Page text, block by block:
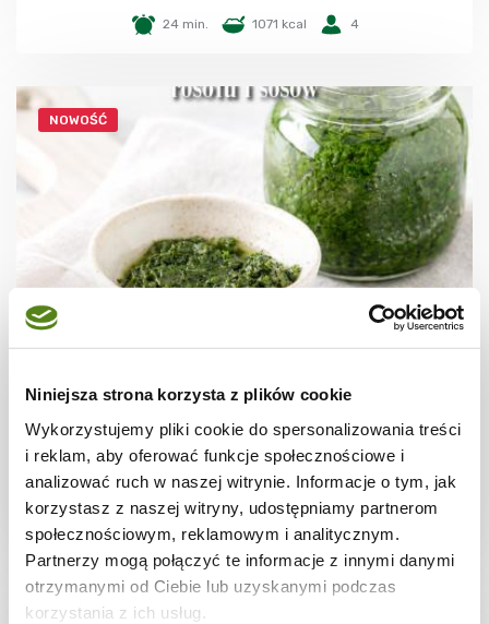
Niniejsza strona korzysta z plików cookie
Wykorzystujemy pliki cookie do spersonalizowania treści
i reklam, aby oferować funkcje społecznościowe i
analizować ruch w naszej witrynie. Informacje o tym, jak
korzystasz z naszej witryny, udostępniamy partnerom
społecznościowym, reklamowym i analitycznym.
Partnerzy mogą połączyć te informacje z innymi danymi
otrzymanymi od Ciebie lub uzyskanymi podczas
korzystania z ich usług.
24 min. 1071 kcal 4
NOWOŚĆ
Pasta z lubczyku do zup i sosów – prosty
przepis
10 min. 558 kcal 6